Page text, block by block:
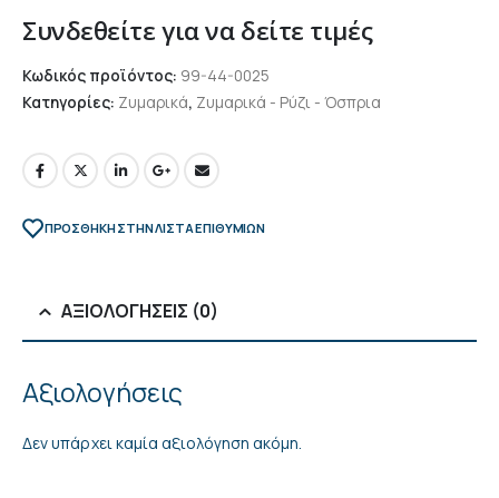
Συνδεθείτε για να δείτε τιμές
Κωδικός προϊόντος: 99-44-0025
Κατηγορίες: Ζυμαρικά, Ζυμαρικά - Ρύζι - Όσπρια
ΠΡΌΣΘΉΚΗ ΣΤΗΝ ΛΊΣΤΑ ΕΠΙΘΥΜΙΏΝ
ΑΞΙΟΛΟΓΉΣΕΙΣ (0)
Αξιολογήσεις
Δεν υπάρχει καμία αξιολόγηση ακόμη.